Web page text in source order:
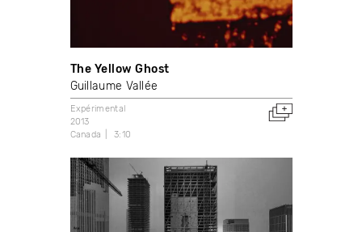
The Yellow Ghost
Guillaume Vallée
Expérimental
2013
Canada
3:10